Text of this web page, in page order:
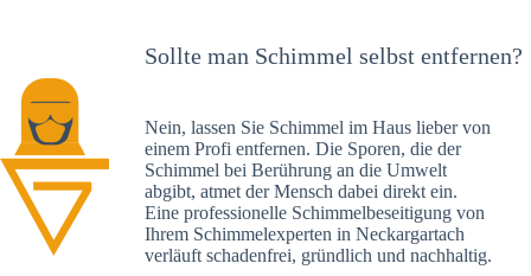
Sollte man Schimmel selbst entfernen?
Nein, lassen Sie Schimmel im Haus lieber von
einem Profi entfernen. Die Sporen, die der
Schimmel bei Berührung an die Umwelt
abgibt, atmet der Mensch dabei direkt ein.
Eine professionelle Schimmelbeseitigung von
Ihrem Schimmelexperten in Neckargartach
verläuft schadenfrei, gründlich und nachhaltig.